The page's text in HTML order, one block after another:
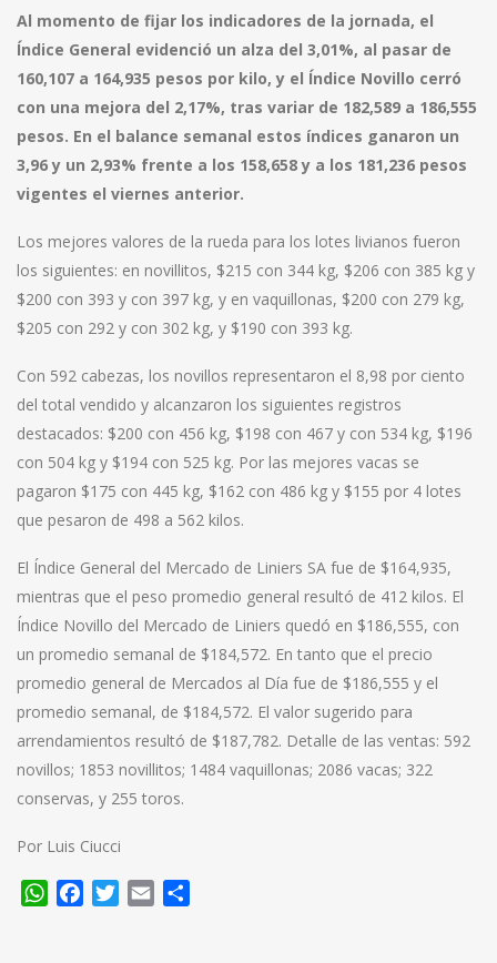
Al momento de fijar los indicadores de la jornada, el
Índice General evidenció un alza del 3,01%, al pasar de
160,107 a 164,935 pesos por kilo, y el Índice Novillo cerró
con una mejora del 2,17%, tras variar de 182,589 a 186,555
pesos. En el balance semanal estos índices ganaron un
3,96 y un 2,93% frente a los 158,658 y a los 181,236 pesos
vigentes el viernes anterior.
Los mejores valores de la rueda para los lotes livianos fueron
los siguientes: en novillitos, $215 con 344 kg, $206 con 385 kg y
$200 con 393 y con 397 kg, y en vaquillonas, $200 con 279 kg,
$205 con 292 y con 302 kg, y $190 con 393 kg.
Con 592 cabezas, los novillos representaron el 8,98 por ciento
del total vendido y alcanzaron los siguientes registros
destacados: $200 con 456 kg, $198 con 467 y con 534 kg, $196
con 504 kg y $194 con 525 kg. Por las mejores vacas se
pagaron $175 con 445 kg, $162 con 486 kg y $155 por 4 lotes
que pesaron de 498 a 562 kilos.
El Índice General del Mercado de Liniers SA fue de $164,935,
mientras que el peso promedio general resultó de 412 kilos. El
Índice Novillo del Mercado de Liniers quedó en $186,555, con
un promedio semanal de $184,572. En tanto que el precio
promedio general de Mercados al Día fue de $186,555 y el
promedio semanal, de $184,572. El valor sugerido para
arrendamientos resultó de $187,782. Detalle de las ventas: 592
novillos; 1853 novillitos; 1484 vaquillonas; 2086 vacas; 322
conservas, y 255 toros.
Por Luis Ciucci
WhatsApp
FacebookTwitter
Email